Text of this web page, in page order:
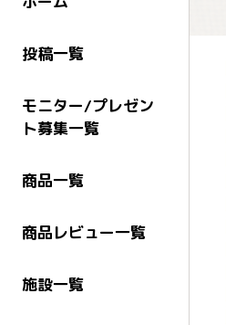
投稿一覧
モニター/プレゼン
ト募集一覧
商品一覧
商品レビュー一覧
施設一覧